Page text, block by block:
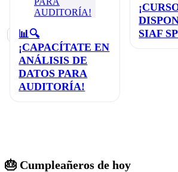
📊🔍
¡CAPACÍTATE EN
ANÁLISIS DE
DATOS PARA
AUDITORÍA!
SIAF
🎂 Cumpleañeros de hoy